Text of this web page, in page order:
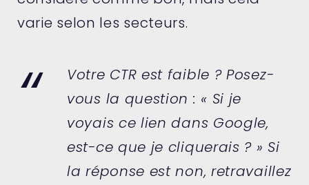
varie selon les secteurs.
Votre CTR est faible ? Posez-
vous la question : « Si je
voyais ce lien dans Google,
est-ce que je cliquerais ? » Si
la réponse est non, retravaillez